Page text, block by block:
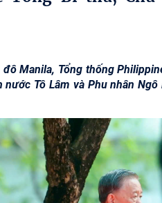
Manila, Tổng thống
Tô Lâm và Phu nhân